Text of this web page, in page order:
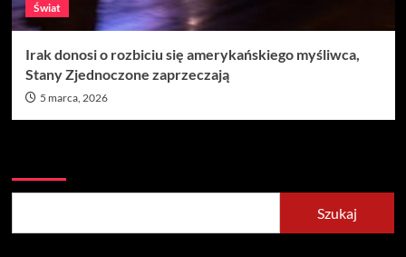
Świat
Irak donosi o rozbiciu się amerykańskiego myśliwca,
Stany Zjednoczone zaprzeczają
5 marca, 2026
Szukaj